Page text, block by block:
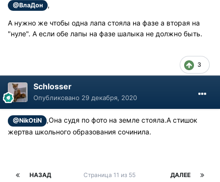
@ВлаДон ,
А нужно же чтобы одна лапа стояла на фазе а вторая на
"нуле". А если обе лапы на фазе шалыка не должно быть.
3
Schlosser
Опубликовано 29 декабря, 2020
@NikOtiN
,Она судя по фото на земле стояла.А стишок
жертва школьного образования сочинила.
НАЗАД ДАЛЕЕ
Страница 11 из 55